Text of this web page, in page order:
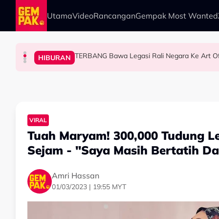
Skip to main content
UtamaVideoRancanganGempak Most Wanted
HIBURAN Yusry Belum Terfikir Masuk GV, Rasa Tak
HIBURAN TERBANG Bawa Legasi Rali Negara Ke Art
HIBURAN Big Stage Rocketfuel: Didakwa Cuba Jadi
HIBURAN Netizen Restu! Semua Tak Sabar Nak
VIRAL
Tuah Maryam! 300,000 Tudung
Sejam - "Saya Masih Bertatih
Amri Hassan
01/03/2023 | 19:55 MYT